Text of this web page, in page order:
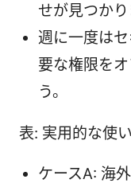
せが見つかり
週に一度は
要な権限を
う。
表: 実用的な使
ケースA: 海